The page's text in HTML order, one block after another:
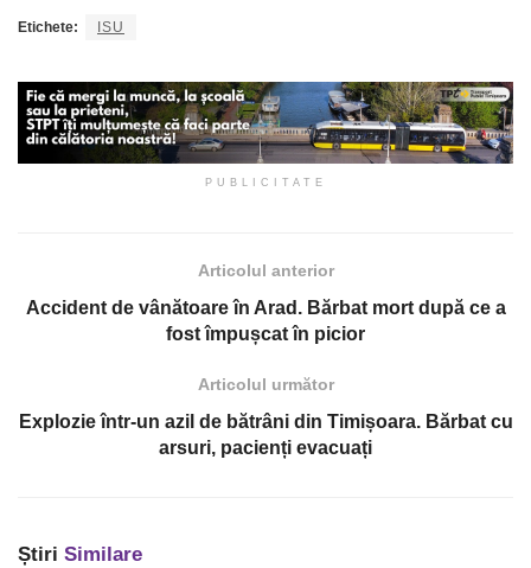
Etichete: ISU
PUBLICITATE
Articolul anterior
Accident de vânătoare în Arad. Bărbat mort după ce a
fost împușcat în picior
Articolul următor
Explozie într-un azil de bătrâni din Timișoara. Bărbat cu
arsuri, pacienți evacuați
Știri Similare